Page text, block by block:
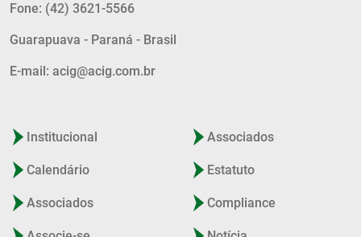
Fone: (42) 3621-5566
Guarapuava - Paraná - Brasil
E-mail: acig@acig.com.br
Institucional
Calendário
Associados
Associados
Estatuto
Compliance